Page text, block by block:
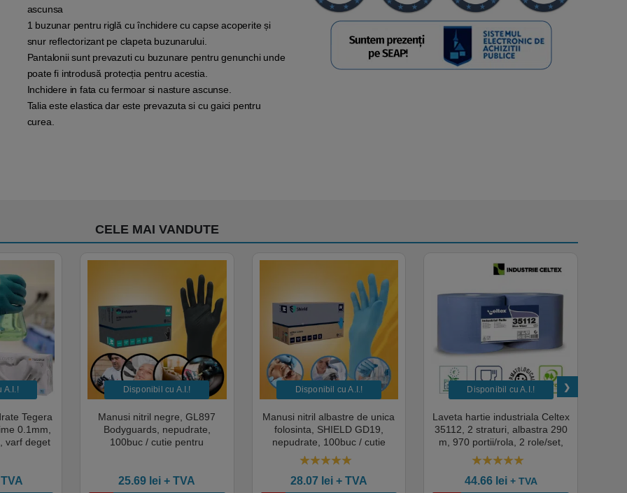
ascunsa
1 buzunar pentru riglă cu închidere cu capse acoperite și
snur reflectorizant pe clapeta buzunarului.
Pantalonii sunt prevazuti cu buzunare pentru genunchi unde
poate fi introdusă protecția pentru acestia.
Inchidere in fata cu fermoar si nasture ascunse.
Talia este elastica dar este prevazuta si cu gaici pentru
curea.
CELE MAI VANDUTE
A.I.​!
Tegera
0.1mm,
varf deget
Disponibil cu A.I.​!
Manusi nitril negre, GL897
Bodyguards, nepudrate,
100buc / cutie pentru
industrial, calitate premium
25.69 lei + TVA
Disponibil cu A.I.​!
Manusi nitril albastre de unica
folosinta, SHIELD GD19,
nepudrate, 100buc / cutie
pentru Medical, HoReCa,
saloane si domeniul industrial,
calitate premium
28.07 lei+ TVA
Disponibil cu A.I.​!
Laveta hartie industriala Celtex
35112, 2 straturi, albastra 290
m, 970 portii/rola, 2 role/set,
certificata pentru industria
alimentara, Ecolabel
44.66 lei + TVA